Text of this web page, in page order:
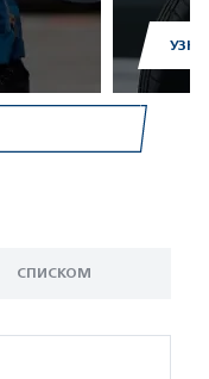
СПИСКОМ